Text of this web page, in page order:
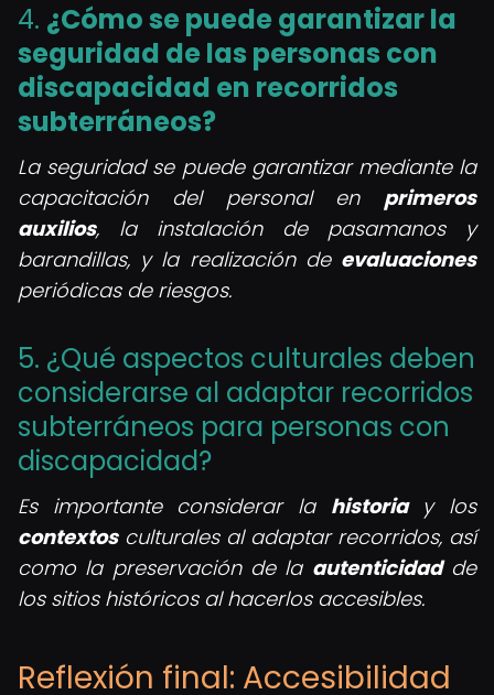
4. ¿Cómo se puede garantizar la
seguridad de las personas con
discapacidad en recorridos
subterráneos?
La seguridad se puede garantizar mediante la
capacitación del personal en primeros
auxilios, la instalación de pasamanos y
barandillas, y la realización de evaluaciones
periódicas de riesgos.
5. ¿Qué aspectos culturales deben
considerarse al adaptar recorridos
subterráneos para personas con
discapacidad?
Es importante considerar la historiay los
contextosculturales al adaptar recorridos, así
como la preservación de la autenticidadde
los sitios históricos al hacerlos accesibles.
Reflexión final: Accesibilidad